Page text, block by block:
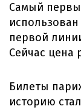
Самый
первой
Сейчас цена
Билеты
историю